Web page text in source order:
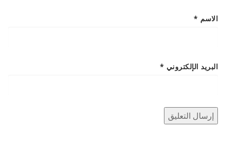
الاسم *
البريد الإلكتروني *